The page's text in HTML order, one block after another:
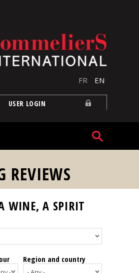
FR EN
USER LOGIN
REVIEWS
WINE, A SPIRIT
Region and country